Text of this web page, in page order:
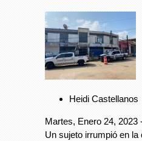
Heidi Castellanos
Martes, Enero 24, 2023
Un sujeto irrumpió en